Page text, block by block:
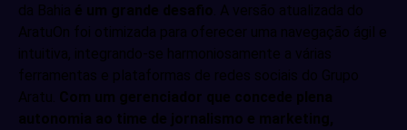
da Bahia é um grande desafio . A versão atualizada do
AratuOn foi otimizada para oferecer uma navegação ágil e
intuitiva, integrando-se harmoniosamente a várias
ferramentas e plataformas de redes sociais do Grupo
Aratu. Com um gerenciador que concede plena
autonomia ao time de jornalismo e marketing,